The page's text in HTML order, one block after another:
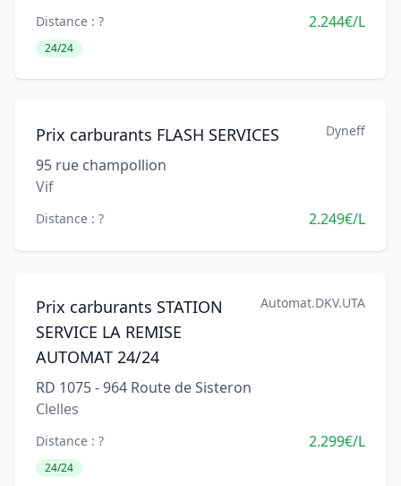
Distance : ? 2.244€/L
24/24
Prix carburants FLASH SERVICES Dyneff
95 rue champollion
Vif
Distance : ? 2.249€/L
Prix carburants STATION
SERVICE LA REMISE
AUTOMAT 24/24
Automat.DKV.UTA
RD 1075 - 964 Route de Sisteron
Clelles
Distance : ? 2.299€/L
24/24